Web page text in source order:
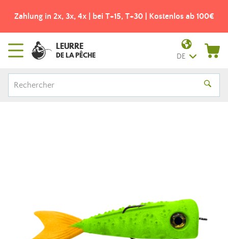
Zahlung in 2x, 3x, 4x | bei T+15, T+30 | Kostenlos ab 100€
LEURRE
DE LA PÊCHE DE